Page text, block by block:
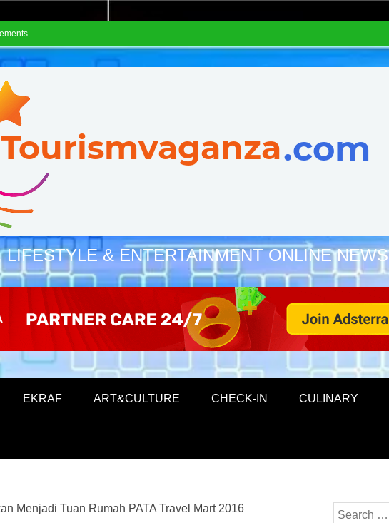
LIFESTYLE & ENTERTAINMENT ONLINE NEWS
EKRAF ART&CULTURE CHECK-IN CULINARY
Menjadi Tuan Rumah PATA Travel Mart 2016
Search